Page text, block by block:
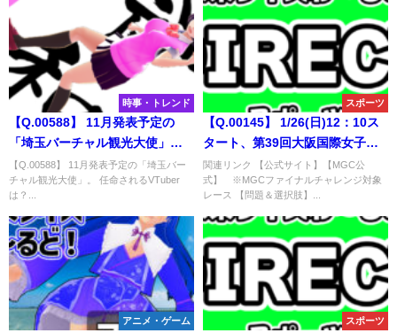
は？
時事・トレンド
【Q.00588】 11月発表予定の
「埼玉バーチャル観光大使」。
任命されるVTuberは？
【Q.00588】 11月発表予定の「埼玉バー
チャル観光大使」。 任命されるVTuber
は？...
スポーツ
【Q.00145】 1/26(日)12：10ス
タート、第39回大阪国際女子マ
ラソン大会。 日本人選手で最上
位になるのは？
関連リンク 【公式サイト】【MGC公
式】 ※MGCファイナルチャレンジ対象
レース 【問題＆選択肢】...
アニメ・ゲーム スポーツ